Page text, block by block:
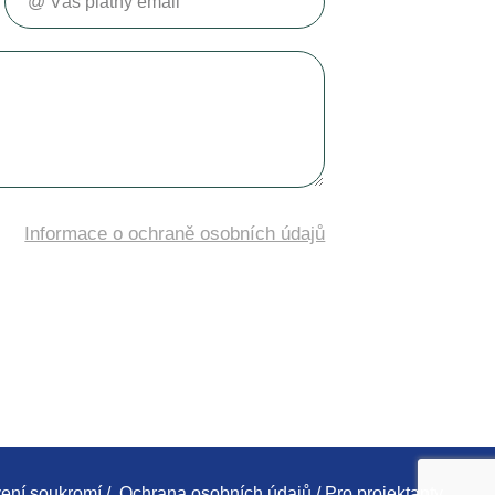
Informace o ochraně osobních údajů